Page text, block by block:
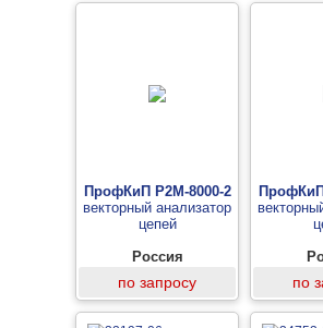
ПрофКиП Р2М-8000-2
векторный анализатор
цепей
Россия
по запросу по